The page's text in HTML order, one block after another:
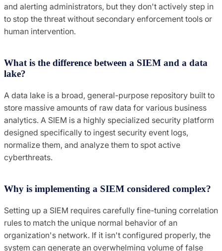
and alerting administrators, but they don't actively step in
to stop the threat without secondary enforcement tools or
human intervention.
What is the difference between a SIEM and a data
lake?
A data lake is a broad, general-purpose repository built to
store massive amounts of raw data for various business
analytics. A SIEM is a highly specialized security platform
designed specifically to ingest security event logs,
normalize them, and analyze them to spot active
cyberthreats.
Why is implementing a SIEM considered complex?
Setting up a SIEM requires carefully fine-tuning correlation
rules to match the unique normal behavior of an
organization's network. If it isn't configured properly, the
system can generate an overwhelming volume of false